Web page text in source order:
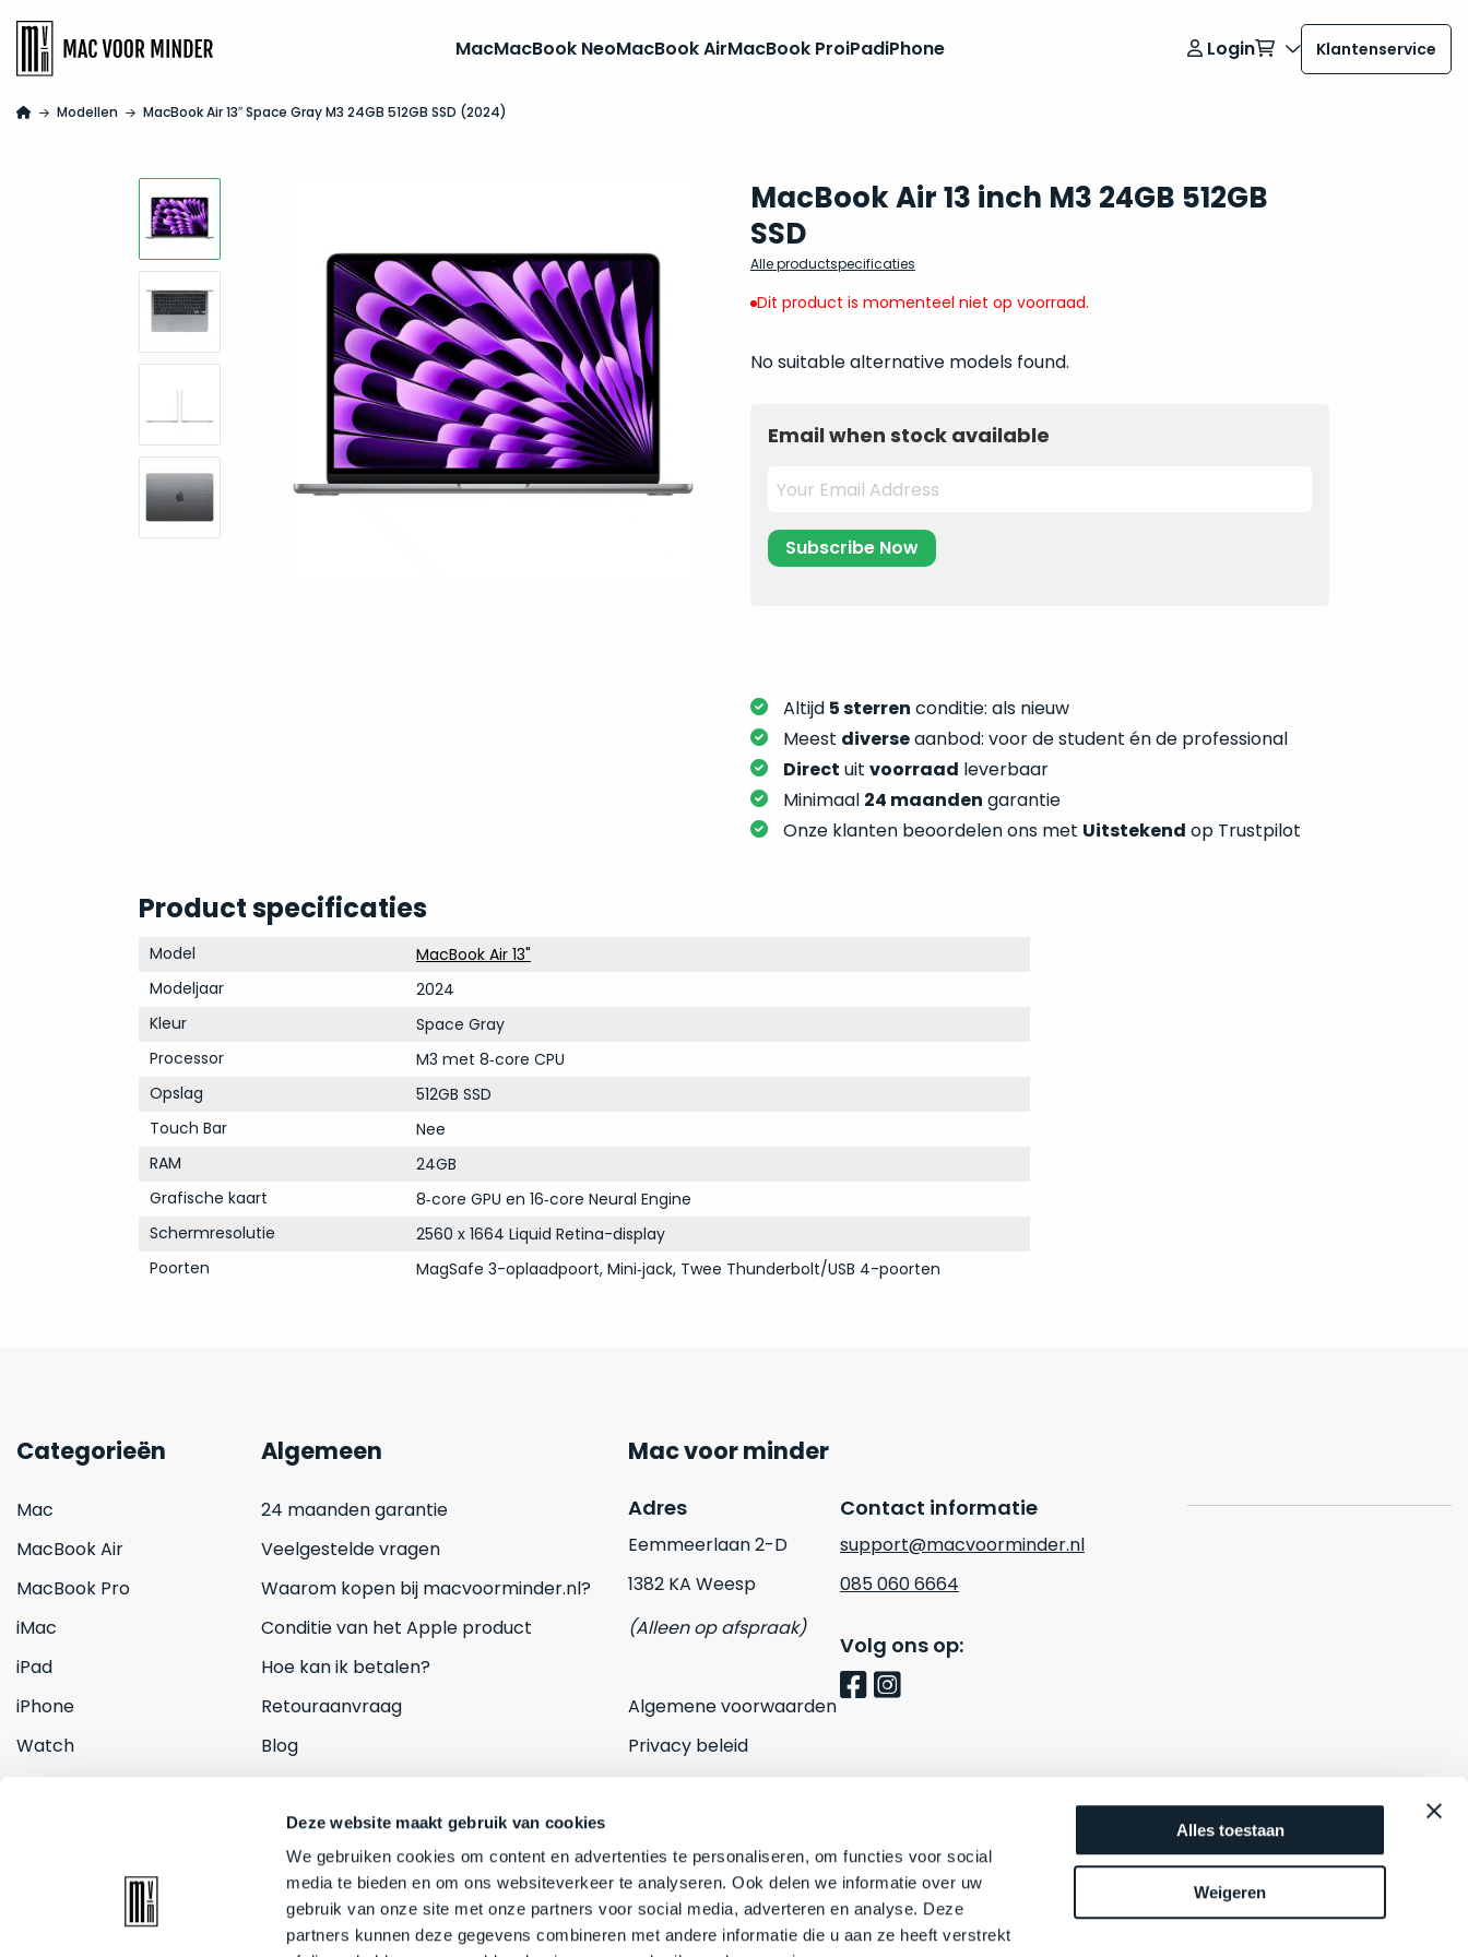
Deze website maakt gebruik van cookies
We gebruiken cookies om content en advertenties te personaliseren, om functies voor social
media te bieden en om ons websiteverkeer te analyseren. Ook delen we informatie over uw
gebruik van onze site met onze partners voor social media, adverteren en analyse. Deze
partners kunnen deze gegevens combineren met andere informatie die u aan ze heeft verstrekt
Alles toestaan
Weigeren
MacMacBook NeoMacBook AirMacBook ProiPadiPhone Login Klantenservice
Modellen MacBook Air 13″ Space Gray M3 24GB 512GB SSD (2024)
MacBook Air 13 inch M3 24GB 512GB
SSD
Alle productspecificaties
Dit product is momenteel niet op voorraad.
No suitable alternative models found.
Email when stock available
Altijd 5 sterren conditie: als nieuw
Meest diverseaanbod: voor de student én de professional
Direct uit voorraad leverbaar
Minimaal 24 maanden garantie
Onze klanten beoordelen ons met Uitstekend op Trustpilot
Product specificaties
Model
MacBook Air 13"
Modeljaar
2024
Kleur
Space Gray
Processor
M3 met 8‑core CPU
Opslag
512GB SSD
Touch Bar
Nee
RAM
24GB
Grafische kaart
8‑core GPU en 16‑core Neural Engine
Schermresolutie
2560 x 1664 Liquid Retina-display
Poorten
MagSafe 3-oplaadpoort, Mini‑jack, Twee Thunderbolt/USB 4-poorten
Categorieën
Mac
MacBook Air
MacBook Pro
iMac
iPad
iPhone
Watch
Algemeen
24 maanden garantie
Veelgestelde vragen
Waarom kopen bij macvoorminder.nl?
Conditie van het Apple product
Hoe kan ik betalen?
Retouraanvraag
Blog
Mac voor minder
Adres
Eemmeerlaan 2-D
1382 KA Weesp
(Alleen op afspraak)
Algemene voorwaarden
Privacy beleid
Contact informatie
support@macvoorminder.nl
085 060 6664
Volg ons op: